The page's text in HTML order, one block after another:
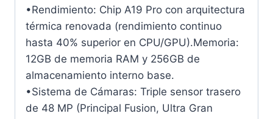
•Rendimiento: Chip A19 Pro con arquitectura
térmica renovada (rendimiento continuo
hasta 40% superior en CPU/GPU).Memoria:
12GB de memoria RAM y 256GB de
almacenamiento interno base.
•Sistema de Cámaras: Triple sensor trasero
de 48 MP (Principal Fusion, Ultra Gran